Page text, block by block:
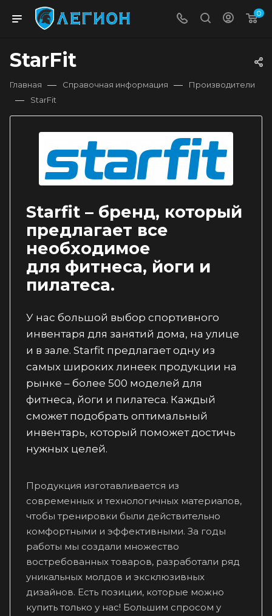
0
StarFit
Главная — Справочная информация — Производители
— StarFit
Starfit – бренд, который
предлагает все
необходимое
для фитнеса, йоги и
пилатеса.
У нас большой выбор спортивного
инвентаря для занятий дома, на улице
и в зале. Starfit предлагает одну из
самых широких линеек продукции на
рынке – более 500 моделей для
фитнеса, йоги и пилатеса. Каждый
сможет подобрать оптимальный
инвентарь, который поможет достичь
нужных целей.
Продукция изготавливается из
современных и технологичных материалов,
чтобы тренировки были действительно
комфортными и эффективными. За годы
работы мы создали множество
востребованных товаров, разработали ряд
уникальных молдов и эксклюзивных
дизайнов. Есть позиции, которые можно
купить только у нас! Большим спросом у